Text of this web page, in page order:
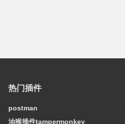
热门插件
postman
油猴插件tampermonkey